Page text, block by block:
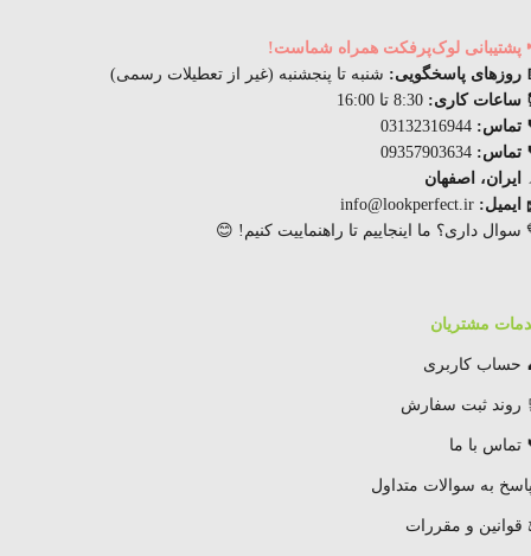
پشتیبانی لوک‌پرفکت همراه شماست!
روزهای پاسخگویی: شنبه تا پنجشنبه (غیر از تعطیلات رسمی)
ساعات کاری:
تماس:
تماس:
ایران، اصفهان
ایمیل:
سوال داری؟ ما اینجاییم تا راهنماییت کنیم! 😊
مشتریان
حساب کاربری
روند ثبت سفارش
تماس با ما
به سوالات متداول
و مقررات